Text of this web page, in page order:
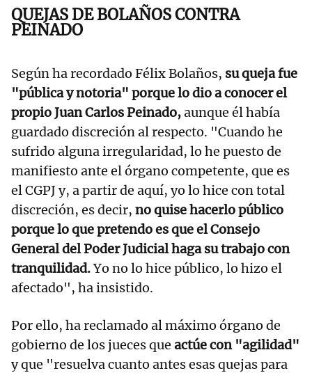
QUEJAS DE BOLAÑOS CONTRA
PEINADO
Según ha recordado Félix Bolaños, su queja fue
"pública y notoria" porque lo dio a conocer el
propio Juan Carlos Peinado,aunque él había
guardado discreción al respecto. "Cuando he
sufrido alguna irregularidad, lo he puesto de
manifiesto ante el órgano competente, que es
el CGPJ y, a partir de aquí, yo lo hice con total
discreción, es decir, no quise hacerlo público
porque lo que pretendo es que el Consejo
General del Poder Judicial haga su trabajo con
tranquilidad.Yo no lo hice público, lo hizo el
afectado", ha insistido.
Por ello, ha reclamado al máximo órgano de
gobierno de los jueces que actúe con "agilidad"
y que "resuelva cuanto antes esas quejas para